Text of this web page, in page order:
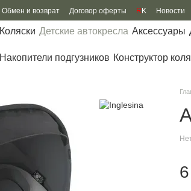
Обмен и возврат Договор оферты R K Новости
Коляски Детские автокресла Аксессуары
Накопители подгузников Конструктор